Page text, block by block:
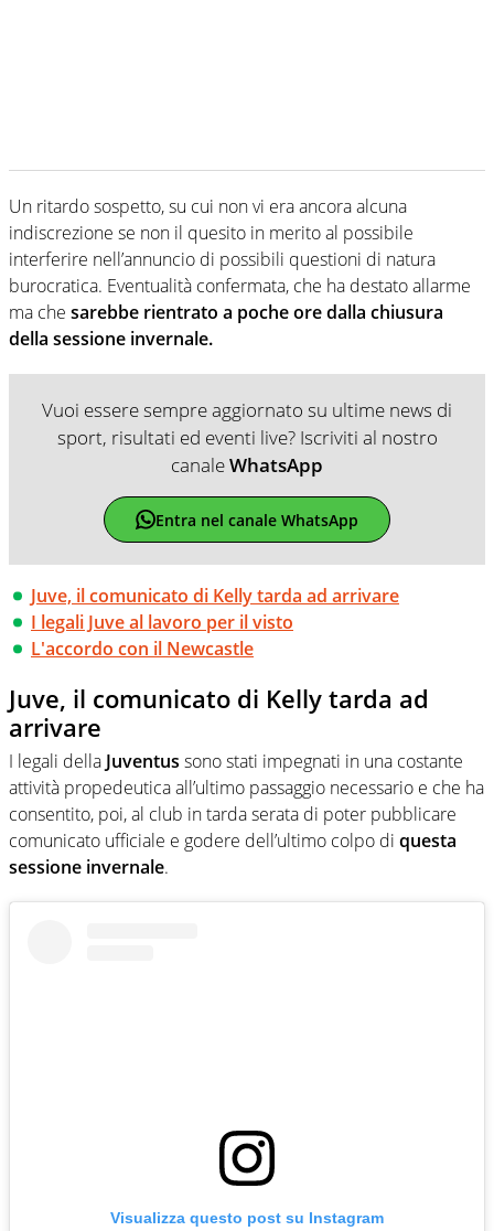
Un ritardo sospetto, su cui non vi era ancora alcuna
indiscrezione se non il quesito in merito al possibile
interferire nell’annuncio di possibili questioni di natura
burocratica. Eventualità confermata, che ha destato allarme
ma che sarebbe rientrato a poche ore dalla chiusura
della sessione invernale.
Vuoi essere sempre aggiornato su ultime news di
sport, risultati ed eventi live? Iscriviti al nostro
canaleWhatsApp
Entra nel canale WhatsApp
Juve, il comunicato di Kelly tarda ad arrivare
I legali Juve al lavoro per il visto
L'accordo con il Newcastle
Juve, il comunicato di Kelly tarda ad
arrivare
I legali della Juventus sono stati impegnati in una costante
attività propedeutica all’ultimo passaggio necessario e che ha
consentito, poi, al club in tarda serata di poter pubblicare
comunicato ufficiale e godere dell’ultimo colpo di questa
sessione invernale.
Visualizza questo post su Instagram